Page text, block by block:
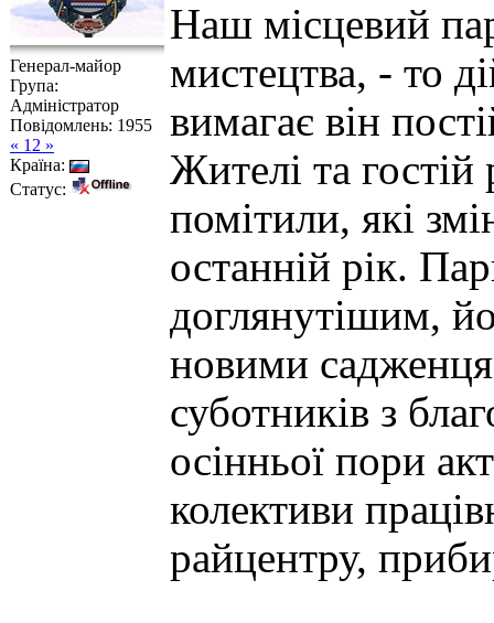
Генерал-майор
Група:
Адміністратор
Повідомлень: 1955
« 12 »
Країна:
Статус:
Наш місцевий
мистецтва, - то
вимагає він
Жителі та
помітили, які
останній рік.
доглянутішим,
новими
суботників з
осінньої пори
колективи
райцентру,